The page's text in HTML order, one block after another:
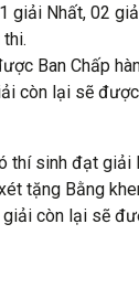
giải Nhất, 02
Ban Chấp
còn lại sẽ
thí sinh đạt giải
tặng Bằng
còn lại sẽ